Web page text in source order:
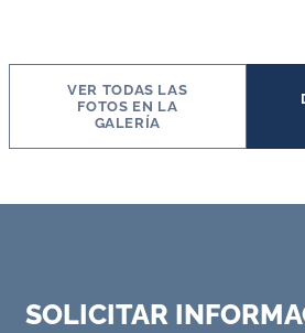
VER TODAS LAS
FOTOS EN LA
GALERÍA
SOLICITAR